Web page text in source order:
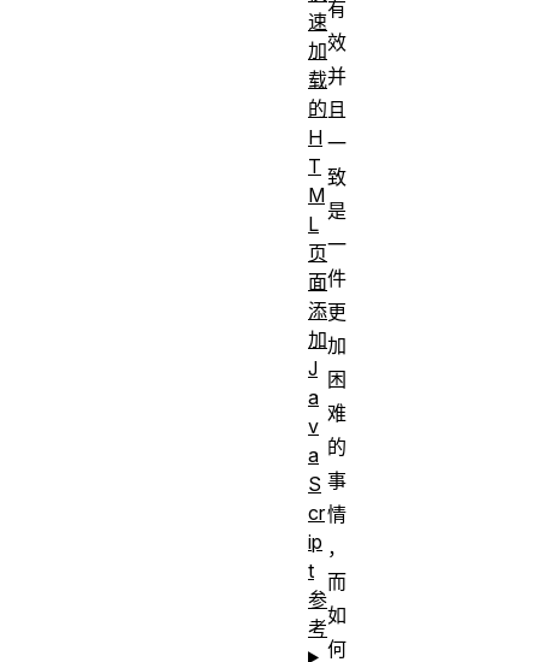
有
效
并
且
一
致
是
一
件
更
加
困
难
的
事
情
，
而
如
何
速
加
载
的
H
T
M
L
页
面
添
加
J
a
v
a
S
cr
ip
t
参
考